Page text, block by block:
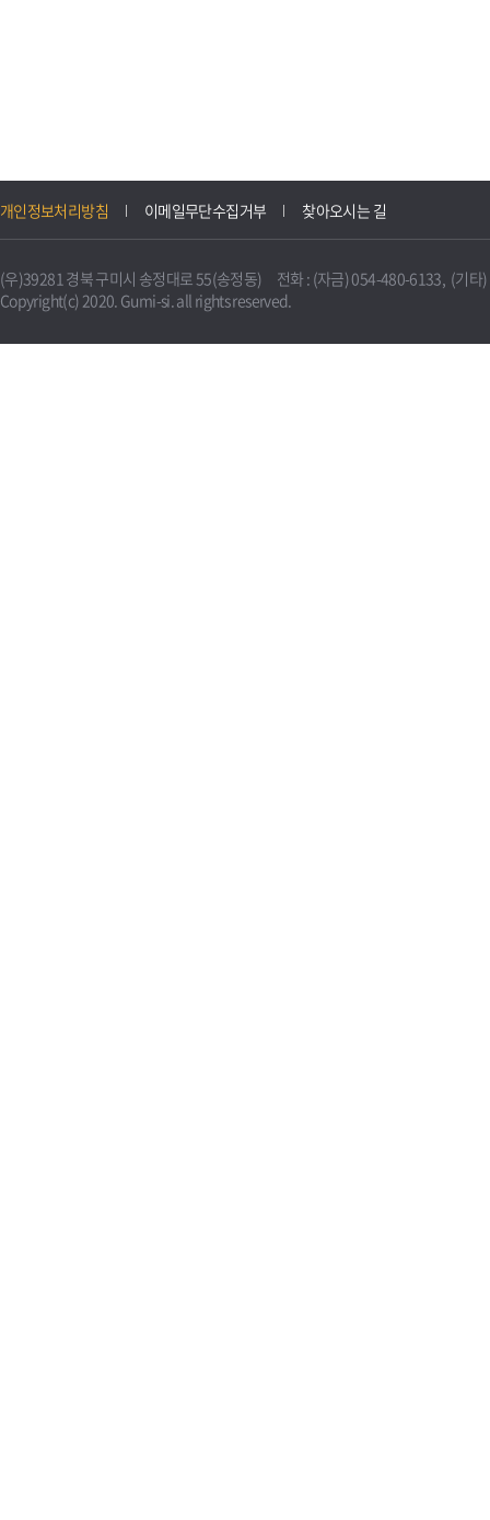
개인정보처리방침 이메일무단수집거부 찾아오시는 길
(우)39281 경북 구미시 송정대로 55(송정동) 전화 : (자금) 054-480-6133, (기타
Copyright(c) 2020. Gumi-si. all rights reserved.